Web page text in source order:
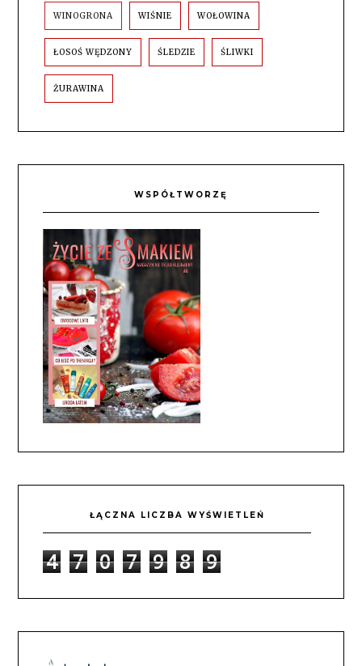
WINOGRONA WIŚNIE WOŁOWINA
ŁOSOŚ WĘDZONY ŚLEDZIE ŚLIWKI
ŻURAWINA
WSPÓŁTWORZĘ
ŁĄCZNA LICZBA WYŚWIETLEŃ
4 7 0 7 9 8 9